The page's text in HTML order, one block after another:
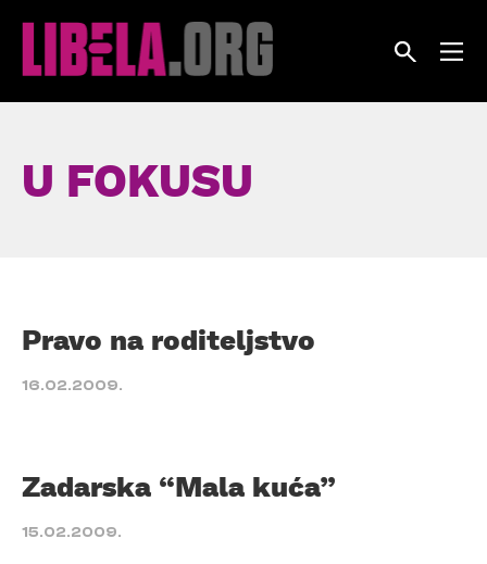
U FOKUSU
Pravo na roditeljstvo
16.02.2009.
Zadarska “Mala kuća”
15.02.2009.